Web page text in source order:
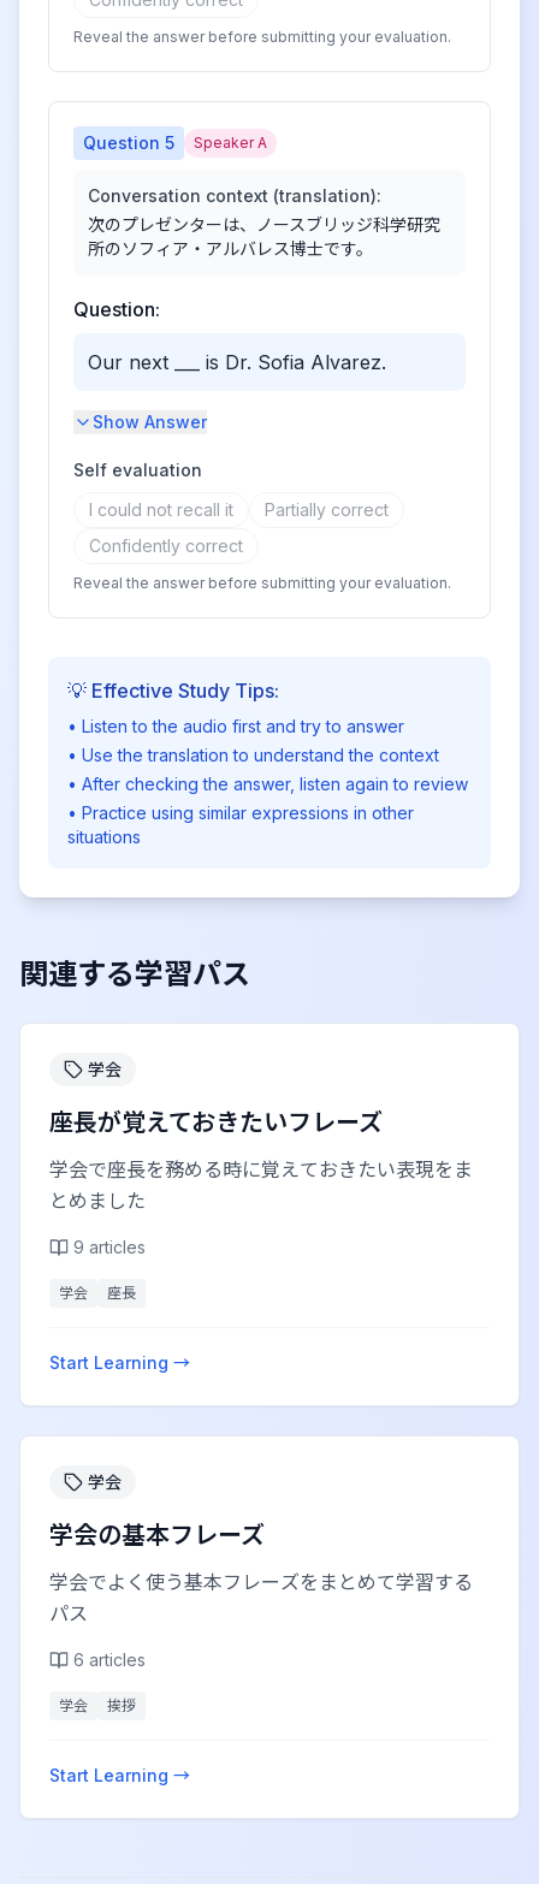
Reveal the answer before submitting your evaluation.
Question 5 Speaker A
Conversation context (translation):
次のプレゼンターは、ノースブリッジ科学研究
所のソフィア・アルバレス博士です。
Question:
Our next ___ is Dr. Sofia Alvarez.
Show Answer
Self evaluation
I could not recall it
Partially correct
Confidently correct
Reveal the answer before submitting your evaluation.
💡 Effective Study Tips:
• Listen to the audio first and try to answer
• Use the translation to understand the context
• After checking the answer, listen again to review
• Practice using similar expressions in other
situations
関連する学習パス
学会
座長が覚えておきたいフレーズ
学会で座長を務める時に覚えておきたい表現をま
とめました
9 articles
学会 座長
Start Learning →
学会
学会の基本フレーズ
学会でよく使う基本フレーズをまとめて学習する
パス
6 articles
学会 挨拶
Start Learning →